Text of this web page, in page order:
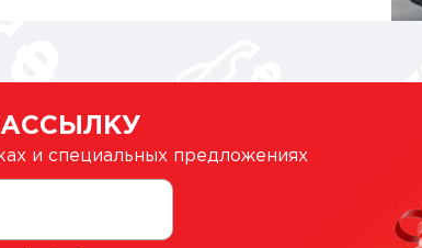
и специальных предложениях